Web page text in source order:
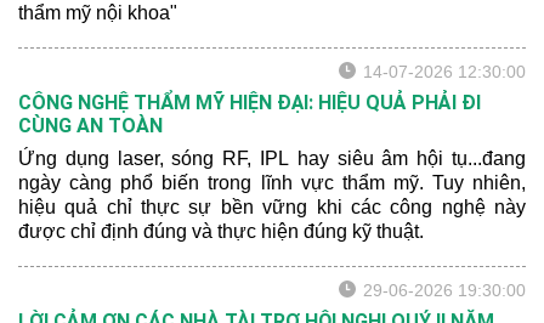
thẩm mỹ nội khoa"
14-07-2026 12:30:00
CÔNG NGHỆ THẨM MỸ HIỆN ĐẠI: HIỆU QUẢ PHẢI ĐI
CÙNG AN TOÀN
Ứng dụng laser, sóng RF, IPL hay siêu âm hội tụ...đang
ngày càng phổ biến trong lĩnh vực thẩm mỹ. Tuy nhiên,
hiệu quả chỉ thực sự bền vững khi các công nghệ này
được chỉ định đúng và thực hiện đúng kỹ thuật.
29-06-2026 19:30:00